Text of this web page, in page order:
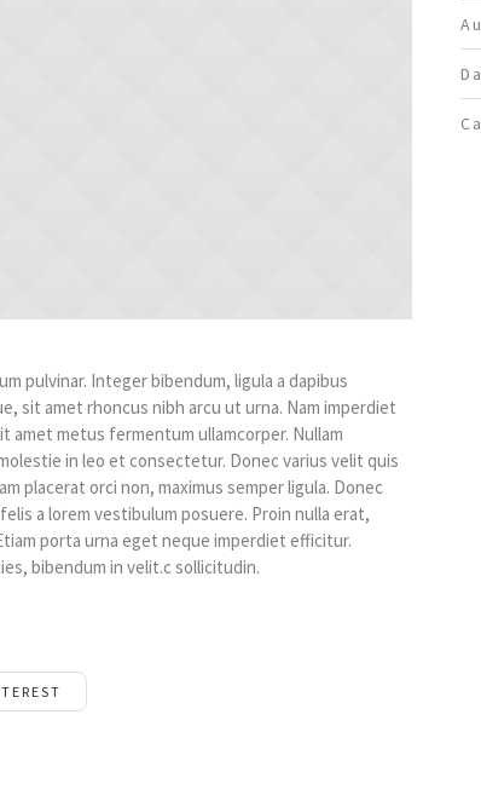
pulvinar. Integer bibendum, ligula a dapibus
sit amet rhoncus nibh arcu ut urna. Nam imperdiet
metus fermentum ullamcorper. Nullam
in leo et consectetur. Donec varius velit quis
placerat orci non, maximus semper ligula. Donec
a lorem vestibulum posuere. Proin nulla erat,
porta urna eget neque imperdiet efficitur.
bibendum in velit.c sollicitudin.